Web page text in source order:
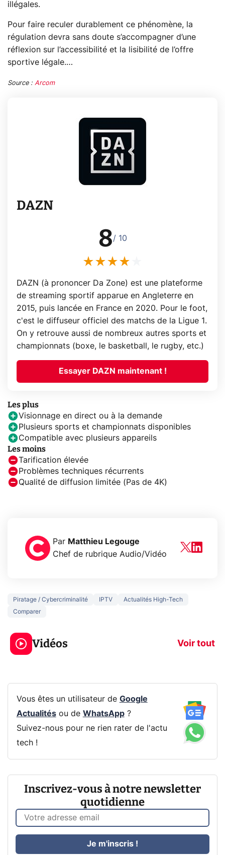
illégales.
Pour faire reculer durablement ce phénomène, la
régulation devra sans doute s’accompagner d’une
réflexion sur l’accessibilité et la lisibilité de l’offre
sportive légale.…
Source : Arcom
DAZN
8/ 10
DAZN (à prononcer Da Zone) est une plateforme
de streaming sportif apparue en Angleterre en
2015, puis lancée en France en 2020. Pour le foot,
c'est le diffuseur officiel des matchs de la Ligue 1.
On y retrouve aussi de nombreux autres sports et
championnats (boxe, le basketball, le rugby, etc.)
Essayer DAZN maintenant !
Les plus
Visionnage en direct ou à la demande
Plusieurs sports et championnats disponibles
Compatible avec plusieurs appareils
Les moins
Tarification élevée
Problèmes techniques récurrents
Qualité de diffusion limitée (Pas de 4K)
Par Matthieu Legouge
Chef de rubrique Audio/Vidéo
Piratage / Cybercriminalité IPTV
Actualités High-Tech
Comparer
Vidéos Voir tout
3 écrans en 1 pour
319€ ? Voici L'AOC
CQ32G4ZA !
prochaine
Vous êtes un utilisateur de Google
Actualitésou de WhatsApp?
Suivez-nous pour ne rien rater de l'actu
tech !
Inscrivez-vous à notre newsletter
quotidienne
Je m'inscris !